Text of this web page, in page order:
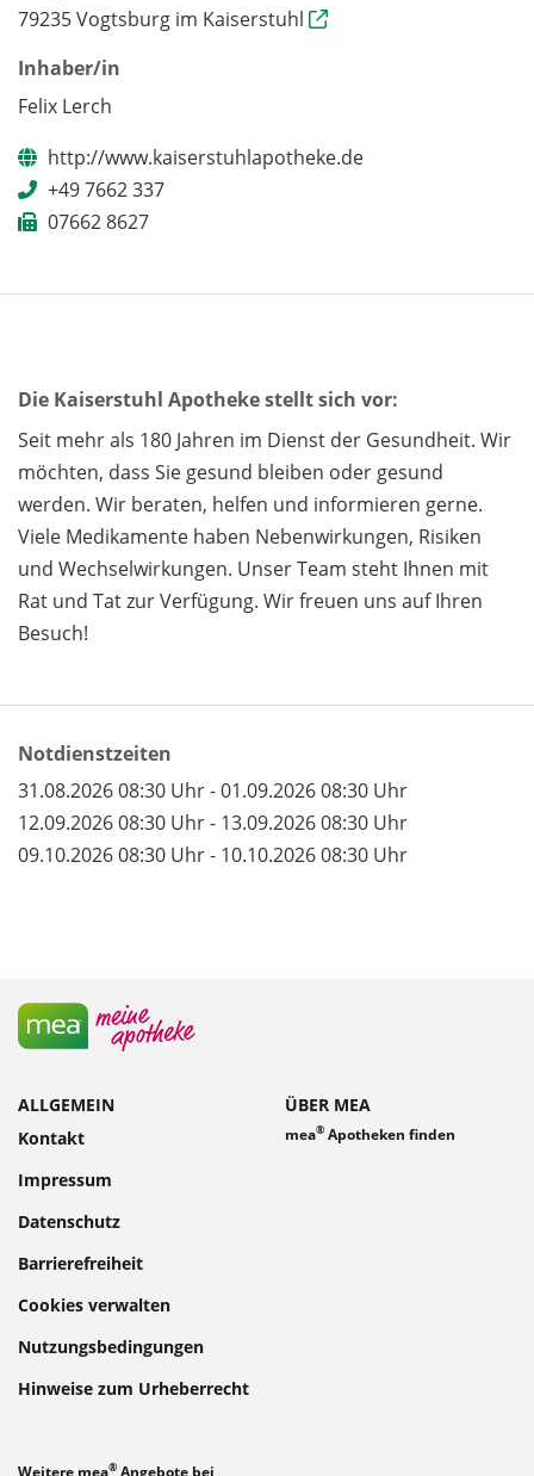
79235 Vogtsburg im Kaiserstuhl
Inhaber/in
Felix Lerch
http://www.kaiserstuhlapotheke.de
+49 7662 337
07662 8627
Die Kaiserstuhl Apotheke stellt sich vor:
Seit mehr als 180 Jahren im Dienst der Gesundheit. Wir
möchten, dass Sie gesund bleiben oder gesund
werden. Wir beraten, helfen und informieren gerne.
Viele Medikamente haben Nebenwirkungen, Risiken
und Wechselwirkungen. Unser Team steht Ihnen mit
Rat und Tat zur Verfügung. Wir freuen uns auf Ihren
Besuch!
Notdienstzeiten
31.08.2026 08:30 Uhr - 01.09.2026 08:30 Uhr
12.09.2026 08:30 Uhr - 13.09.2026 08:30 Uhr
09.10.2026 08:30 Uhr - 10.10.2026 08:30 Uhr
ALLGEMEIN
Kontakt
Impressum
Datenschutz
Barrierefreiheit
Cookies verwalten
Nutzungsbedingungen
Hinweise zum Urheberrecht
ÜBER MEA
mea® Apotheken finden
Weitere mea® Angebote bei